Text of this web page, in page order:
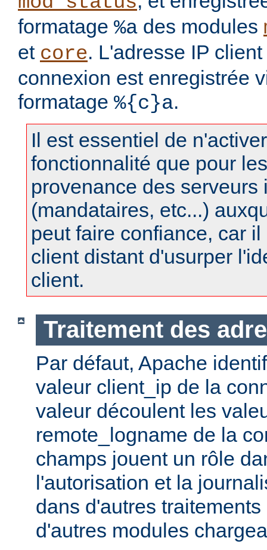
formatage %a des modules
et core. L'adresse IP
connexion est enregistrée
formatage %{c}a.
Il est essentiel de
fonctionnalité que pour
provenance des serveurs
(mandataires, etc...)
peut faire confiance, car
client distant d'usurper
client.
Traitement des
Par défaut, Apache
valeur client_ip de la
valeur découlent les
remote_logname de la
champs jouent un rôle
l'autorisation et la
dans d'autres
d'autres modules